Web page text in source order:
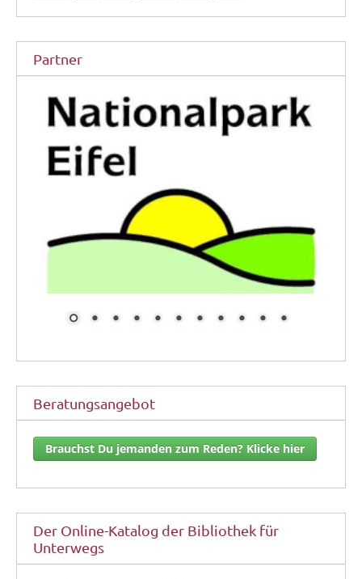
Partner
Beratungsangebot
Brauchst Du jemanden zum Reden? Klicke hier
Der Online-Katalog der Bibliothek für
Unterwegs